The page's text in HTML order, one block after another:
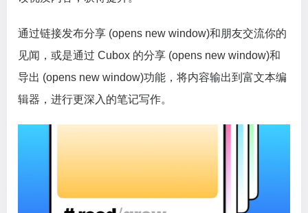
通过链接发布分享 (opens new window)和朋友交流你的
见闻，或是通过 Cubox 的分享 (opens new window)和
导出 (opens new window)功能，将内容输出到富文本编
辑器，进行更深入的笔记写作。